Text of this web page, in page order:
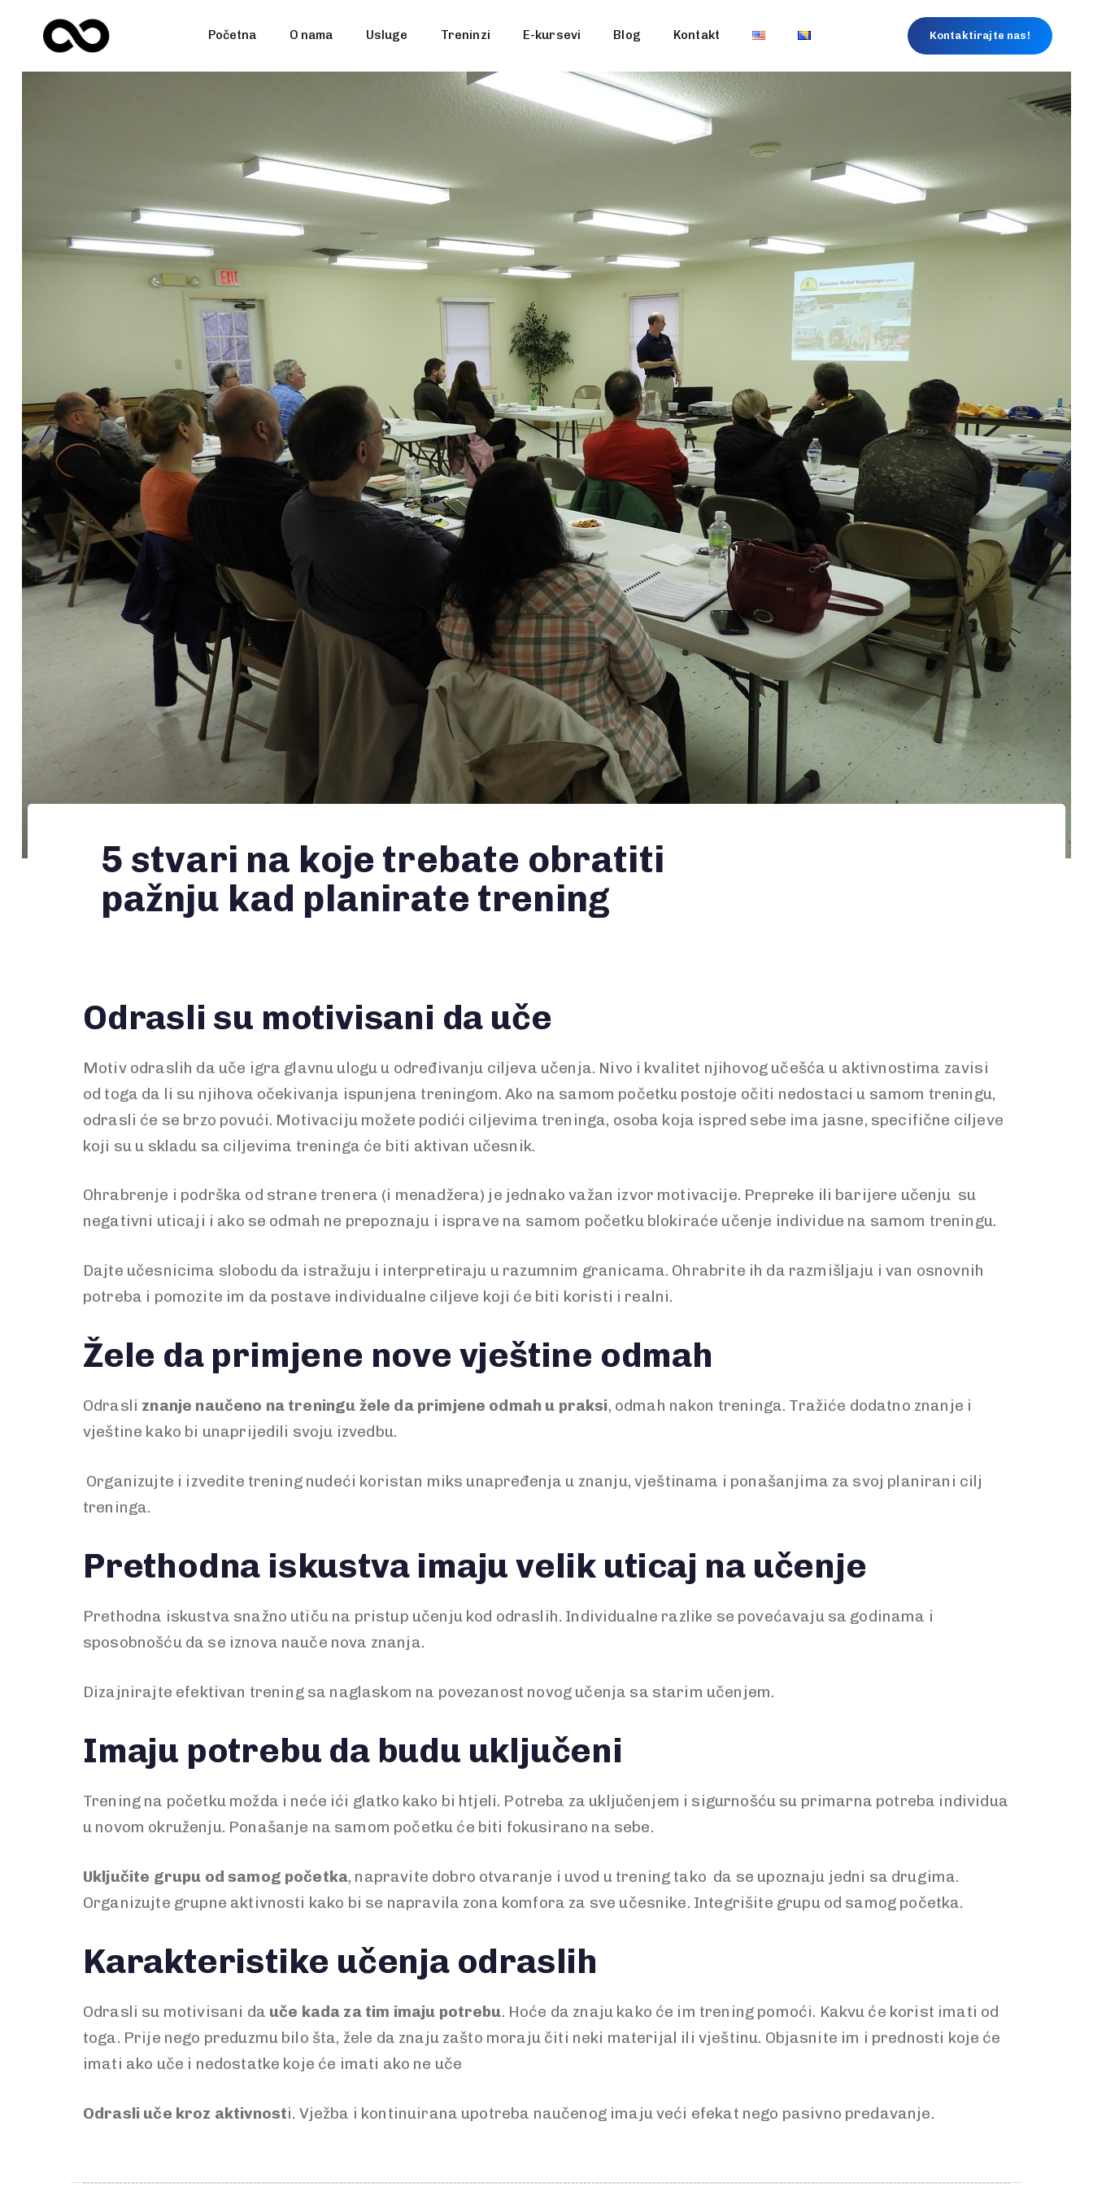
Početna O nama Usluge Treninzi E-kursevi Blog Kontakt Kontaktirajte nas!
5 stvari na koje trebate obratiti
pažnju kad planirate trening
Odrasli su motivisani da uče
Motiv odraslih da uče igra glavnu ulogu u određivanju ciljeva učenja. Nivo i kvalitet njihovog učešća u aktivnostima zavisi
od toga da li su njihova očekivanja ispunjena treningom. Ako na samom početku postoje očiti nedostaci u samom treningu,
odrasli će se brzo povući. Motivaciju možete podići ciljevima treninga, osoba koja ispred sebe ima jasne, specifične ciljeve
koji su u skladu sa ciljevima treninga će biti aktivan učesnik.
Ohrabrenje i podrška od strane trenera (i menadžera) je jednako važan izvor motivacije. Prepreke ili barijere učenju su
negativni uticaji i ako se odmah ne prepoznaju i isprave na samom početku blokiraće učenje individue na samom treningu.
Dajte učesnicima slobodu da istražuju i interpretiraju u razumnim granicama. Ohrabrite ih da razmišljaju i van osnovnih
potreba i pomozite im da postave individualne ciljeve koji će biti koristi i realni.
Žele da primjene nove vještine odmah
Odrasli znanje naučeno na treningu žele da primjene odmah u praksi, odmah nakon treninga. Tražiće dodatno znanje i
vještine kako bi unaprijedili svoju izvedbu.
Organizujte i izvedite trening nudeći koristan miks unapređenja u znanju, vještinama i ponašanjima za svoj planirani cilj
treninga.
Prethodna iskustva imaju velik uticaj na učenje
Prethodna iskustva snažno utiču na pristup učenju kod odraslih. Individualne razlike se povećavaju sa godinama i
sposobnošću da se iznova nauče nova znanja.
Dizajnirajte efektivan trening sa naglaskom na povezanost novog učenja sa starim učenjem.
Imaju potrebu da budu uključeni
Trening na početku možda i neće ići glatko kako bi htjeli. Potreba za uključenjem i sigurnošću su primarna potreba individua
u novom okruženju. Ponašanje na samom početku će biti fokusirano na sebe.
Uključite grupu od samog početka, napravite dobro otvaranje i uvod u trening tako da se upoznaju jedni sa drugima.
Organizujte grupne aktivnosti kako bi se napravila zona komfora za sve učesnike. Integrišite grupu od samog početka.
Karakteristike učenja odraslih
Odrasli su motivisani da uče kada za tim imaju potrebu. Hoće da znaju kako će im trening pomoći. Kakvu će korist imati od
toga. Prije nego preduzmu bilo šta, žele da znaju zašto moraju čiti neki materijal ili vještinu. Objasnite im i prednosti koje će
imati ako uče i nedostatke koje će imati ako ne uče
Odrasli uče kroz aktivnosti. Vježba i kontinuirana upotreba naučenog imaju veći efekat nego pasivno predavanje.